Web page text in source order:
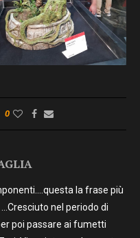
0
la frase più
nel periodo di
poi passare ai fumetti